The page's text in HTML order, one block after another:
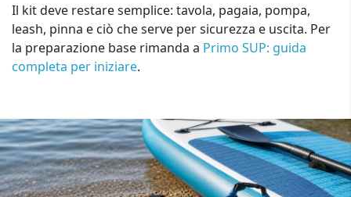
Il kit deve restare semplice: tavola, pagaia, pompa,
leash, pinna e ciò che serve per sicurezza e uscita. Per
la preparazione base rimanda a Primo SUP: guida
completa per iniziare.